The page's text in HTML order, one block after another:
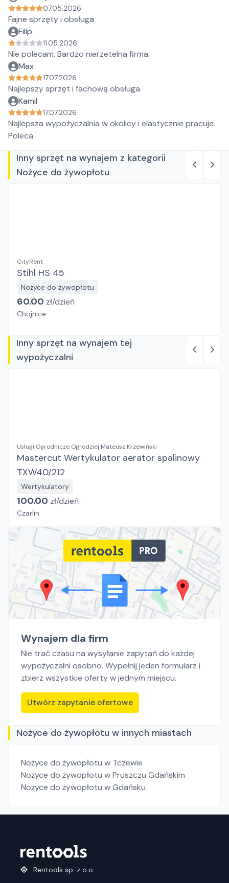
07.05.2026
Fajne sprzęty i obsługa
Filip
11.05.2026
Nie polecam. Bardzo nierzetelna firma.
Max
17.07.2026
Najlepszy sprzęt i fachową obsługa
Kamil
17.07.2026
Najlepsza wypożyczalnia w okolicy i elastycznie pracuje.
Poleca
Inny sprzęt na wynajem z kategorii
Nożyce do żywopłotu
CityRent
Stihl HS 45
Nożyce do żywopłotu
60.00 zł/dzień
Chojnice
Inny sprzęt na wynajem tej
wypożyczalni
Usługi Ogrodnicze Ogrodziej Mateusz Krzewiński
Mastercut Wertykulator aerator spalinowy
TXW40/212
Wertykulatory
100.00 zł/dzień
Czarlin
Wynajem dla firm
Nie trać czasu na wysyłanie zapytań do każdej
wypożyczalni osobno. Wypełnij jeden formularz i
zbierz wszystkie oferty w jednym miejscu.
Utwórz zapytanie ofertowe
Nożyce do żywopłotu w innych miastach
Nożyce do żywopłotu w Tczewie
Nożyce do żywopłotu w Pruszczu Gdańskim
Nożyce do żywopłotu w Gdańsku
Rentools sp. z o.o.